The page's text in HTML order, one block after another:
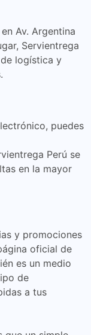
Av. Argentina
Servientrega
logística y
puedes
Perú se
en la mayor
y promociones
oficial de
es un medio
de
a tus